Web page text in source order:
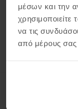
μέσων και την
να τις
από μέρους